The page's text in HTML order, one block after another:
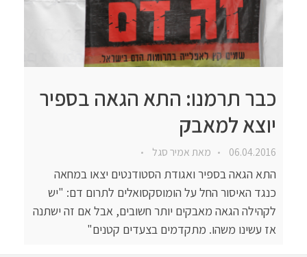
כבר תרמנו: התא הגאה בספיר
יוצא למאבק
06.04.2016 מאתאמיר סגל
התא הגאה בספיר ואגודת הסטודנטים יצאו במחאה
כנגד האיסור החל על הומוסקסואלים לתרום דם: "יש
לקהילה הגאה מאבקים יותר חשובים, אבל אם זה ישתנה
אז עשינו משהו. מתקדמים בצעדים קטנים"